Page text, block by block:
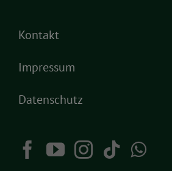
Kontakt
Impressum
Datenschutz